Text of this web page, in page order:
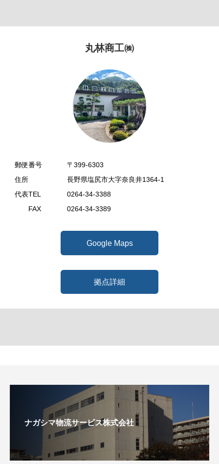
丸林商工㈱
郵便番号
〒399-6303
住所
長野県塩尻市大字奈良井1364-1
代表TEL
0264-34-3388
FAX
0264-34-3389
Google Maps
拠点詳細
ナガシマ物流サービス株式会社